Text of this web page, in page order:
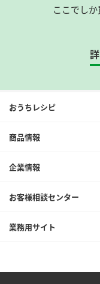
ここでし
おうちレシピ
商品情報
企業情報
お客様相談センター
業務用サイト